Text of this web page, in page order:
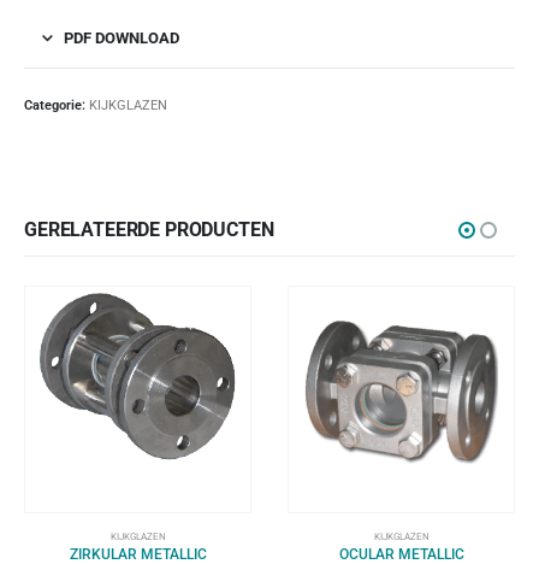
PDF DOWNLOAD
Categorie: KIJKGLAZEN
GERELATEERDE PRODUCTEN
KIJKGLAZEN
ZIRKULAR METALLIC
KIJKGLAZEN
OCULAR METALLIC